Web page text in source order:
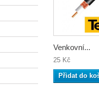
Venkovní...
25 Kč
Přidat do